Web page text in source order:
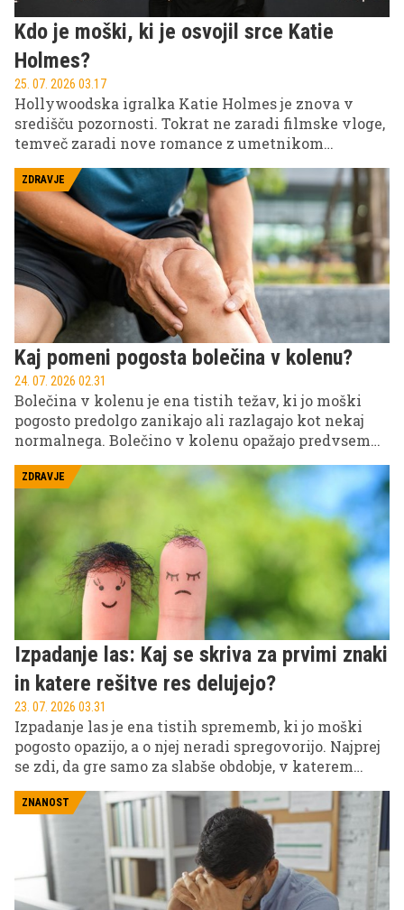
Kdo je moški, ki je osvojil srce Katie
Holmes?
25. 07. 2026 03.17
Hollywoodska igralka Katie Holmes je znova v
središču pozornosti. Tokrat ne zaradi filmske vloge,
temveč zaradi nove romance z umetnikom
več javnimi izhodi v New Yorku in Hamptonsu, kjer
sta delovala sproščeno, povezano in zelo naklonjeno
drug drugemu.
ZDRAVJE
Kaj pomeni pogosta bolečina v kolenu?
24. 07. 2026 02.31
Bolečina v kolenu je ena tistih težav, ki jo moški
pogosto predolgo zanikajo ali razlagajo kot nekaj
normalnega. Bolečino v kolenu opažajo predvsem
po teku ali nogometu, včasih ob tem v kolenu
škripa ali pa celo zapeče. Dokler lahko hodite,
delate in trenirate, se zdi, da ni razloga za paniko.
Težava pa je v tem, da koleno redko začne boleti
brez razloga, še redkeje pa se kronična bolečina reši
tako, da jo dovolj dolgo ignorirate.
ZDRAVJE
Izpadanje las: Kaj se skriva za prvimi znaki
in katere rešitve res delujejo?
23. 07. 2026 03.31
Izpadanje las je ena tistih sprememb, ki jo moški
pogosto opazijo, a o njej neradi spregovorijo. Najprej
se zdi, da gre samo za slabše obdobje, v katerem
moški opažajo nekaj več las na blazini ali nekoliko
višjo čelno linijo. Za tem pa nastopi trenutek, ko
postane jasno, da se nekaj res spreminja, in takrat se
pogosto začne kaotično iskanje rešitev: šamponi,
olja, vitamini, masaže, serumi, nasveti s forumov in
obljube, ki zvenijo skoraj predobro, da bi bile
resnične.
ZNANOST